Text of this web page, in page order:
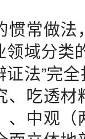
惯常做
域分类
法”完
、吃透
、中观